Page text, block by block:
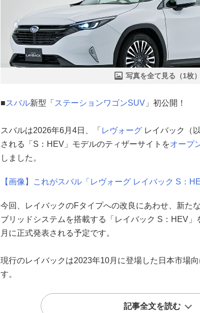
写真を全て見る（1枚）
■スバル新型「 ステーションワゴンSUV 」初公開！
スバルは2026年6月4日、「 レヴォーグ レイバック（
される「S：HEV」モデルのティザーサイトをオープ
しました。
【画像】これがスバル「レヴォーグ レイバック S：
今回、レイバックのFタイプへの改良にあわせ、新た
ブリッドシステムを搭載する「レイバック S：HEV
月に正式発表される予定です。
現行のレイバックは2023年10月に登場した日本市場
す。
記事全文を読む